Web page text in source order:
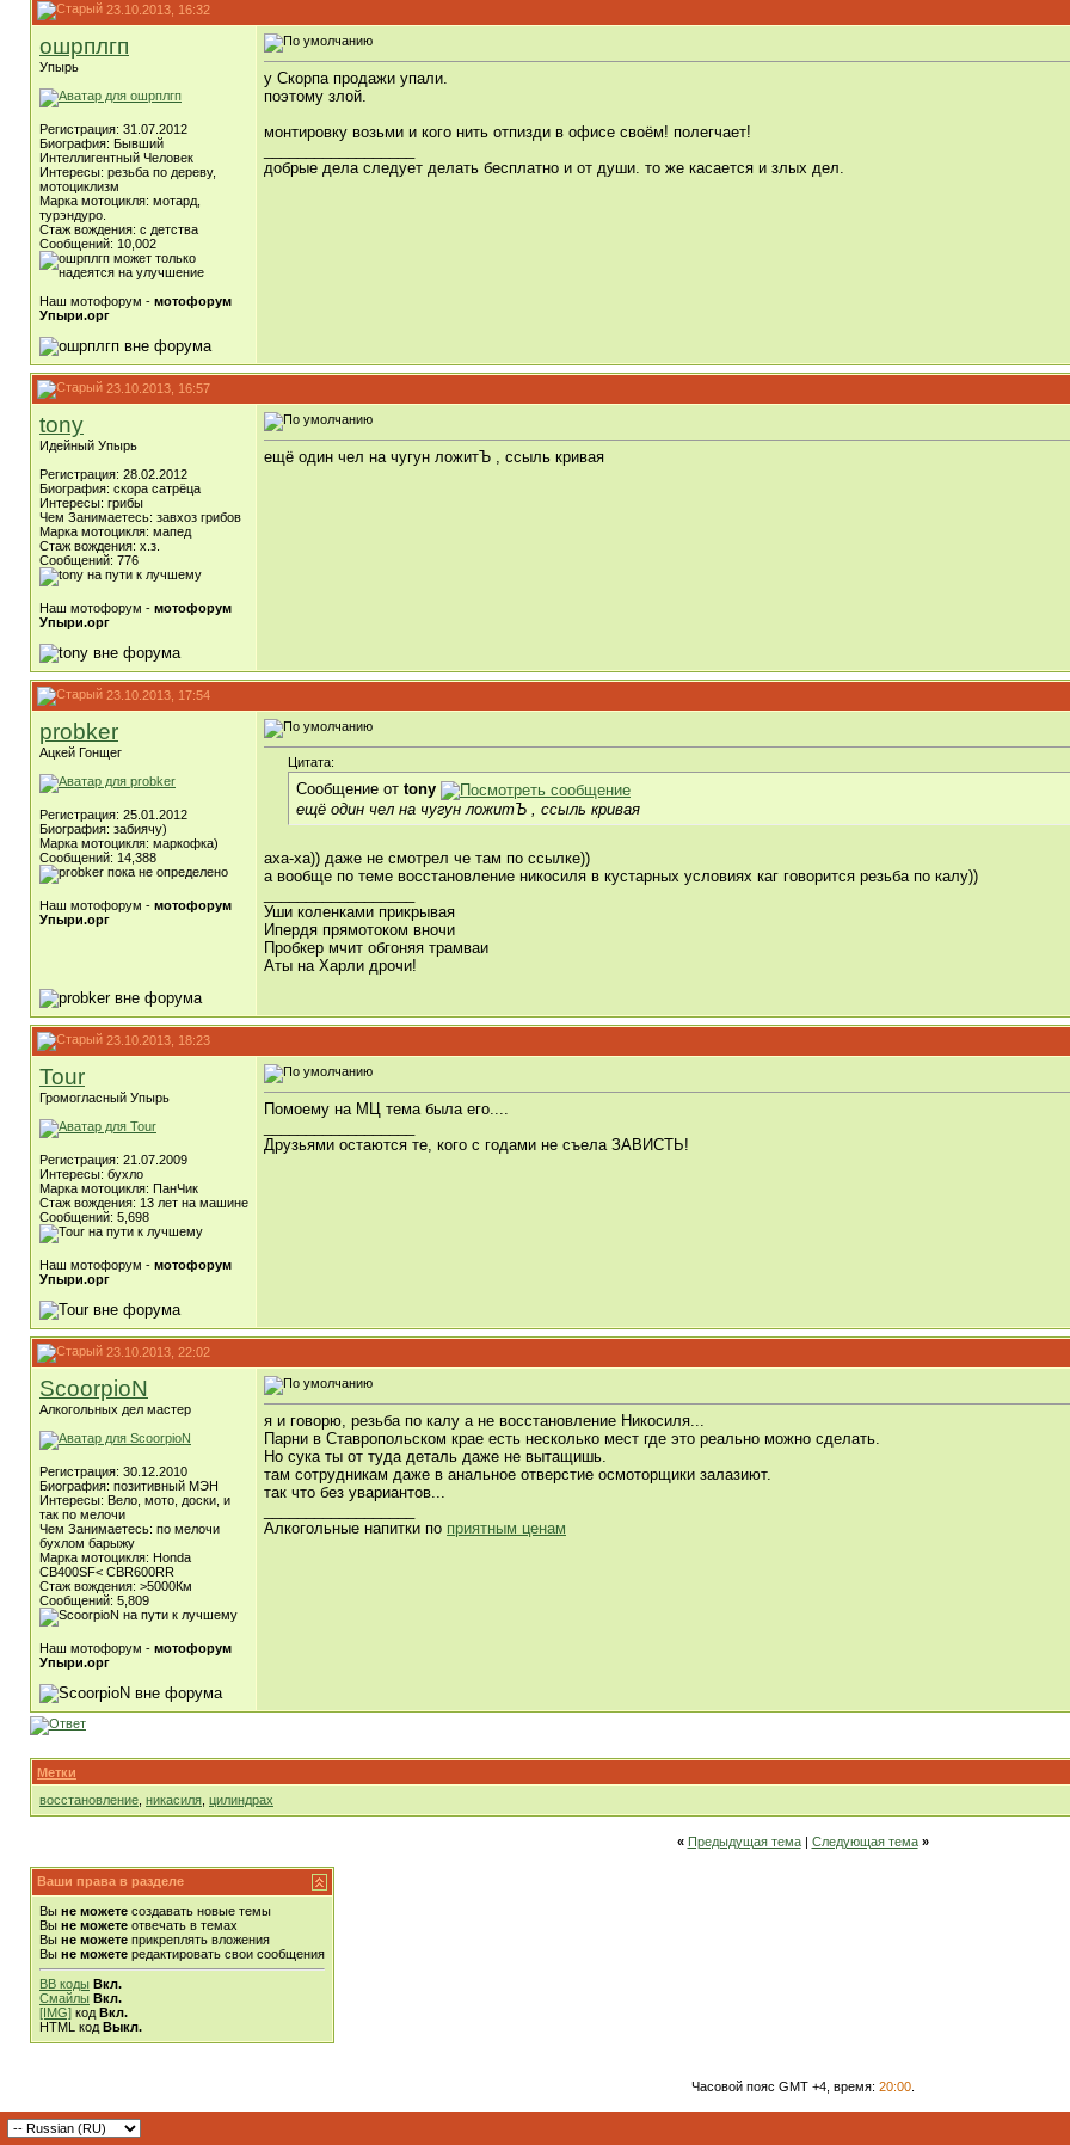
23.10.2013, 16:32
ошрплгп
Упырь
Регистрация: 31.07.2012
Биография: Бывший
Интеллигентный Человек
Интересы: резьба по дереву,
мотоциклизм
Марка мотоцикля: мотард,
турэндуро.
Стаж вождения: с детства
Сообщений: 10,002
Наш мотофорум - мотофорум
Упыри.орг
у Скорпа продажи упали.
поэтому злой.
монтировку возьми и кого нить отпизди в офисе своём! полегчает!
добрые дела следует делать бесплатно и от души. то же касается и злых дел.
23.10.2013, 16:57
tony
Идейный Упырь
Регистрация: 28.02.2012
Биография: скора сатрёца
Интересы: грибы
Чем Занимаетесь: завхоз грибов
Марка мотоцикля: мапед
Стаж вождения: х.з.
Сообщений: 776
Наш мотофорум - мотофорум
Упыри.орг
ещё один чел на чугун ложитЪ , ссыль кривая
23.10.2013, 17:54
probker
Ацкей Гонщег
Регистрация: 25.01.2012
Биография: забиячу)
Марка мотоцикля: маркофка)
Сообщений: 14,388
Наш мотофорум - мотофорум
Упыри.орг
Цитата:
Сообщение от tony
ещё один чел на чугун ложитЪ , ссыль кривая
аха-ха)) даже не смотрел че там по ссылке))
а вообще по теме восстановление никосиля в кустарных условиях каг говорится резьба по калу))
Уши коленками прикрывая
Ипердя прямотоком вночи
Пробкер мчит обгоняя трамваи
Аты на Харли дрочи!
23.10.2013, 18:23
Tour
Громогласный Упырь
Регистрация: 21.07.2009
Интересы: бухло
Марка мотоцикля: ПанЧик
Стаж вождения: 13 лет на машине
Сообщений: 5,698
Наш мотофорум - мотофорум
Упыри.орг
Помоему на МЦ тема была его....
Друзьями остаются те, кого с годами не съела ЗАВИСТЬ!
23.10.2013, 22:02
ScoorpioN
Алкогольных дел мастер
Регистрация: 30.12.2010
Биография: позитивный МЭН
Интересы: Вело, мото, доски, и
так по мелочи
Чем Занимаетесь: по мелочи
бухлом барыжу
Марка мотоцикля: Honda
CB400SF< CBR600RR
Стаж вождения: >5000Км
Сообщений: 5,809
Наш мотофорум - мотофорум
Упыри.орг
я и говорю, резьба по калу а не восстановление Никосиля...
Парни в Ставропольском крае есть несколько мест где это реально можно сделать.
Но сука ты от туда деталь даже не вытащишь.
там сотрудникам даже в анальное отверстие осмоторщики залазиют.
так что без увариантов...
Алкогольные напитки по приятным ценам
Метки
восстановление никасиля цилиндрах
« Предыдущая тема| Следующая тема »
Ваши права в разделе
Вы не можете создавать новые темы
Вы не можете отвечать в темах
Вы не можете прикреплять вложения
Вы не можете редактировать свои сообщения
BB коды Вкл.
Смайлы Вкл.
[IMG] код Вкл.
HTML код Выкл.
Часовой пояс GMT +4, время: 20:00.